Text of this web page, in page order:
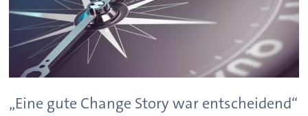
„Eine gute Change Story war entscheidend“